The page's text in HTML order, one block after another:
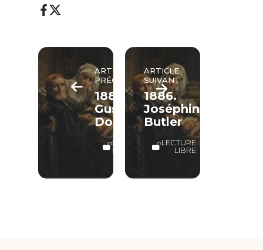
ARTICLE
PRÉCÉDENT
1883.
Gustave
Doré
LECTURE
LIBRE
ARTICLE
SUIVANT
1886.
Joséphine
Butler
LECTURE
LIBRE